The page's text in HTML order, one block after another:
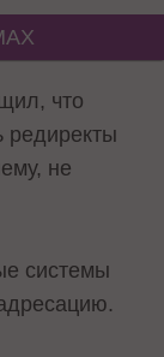
что
редиректы
не
системы